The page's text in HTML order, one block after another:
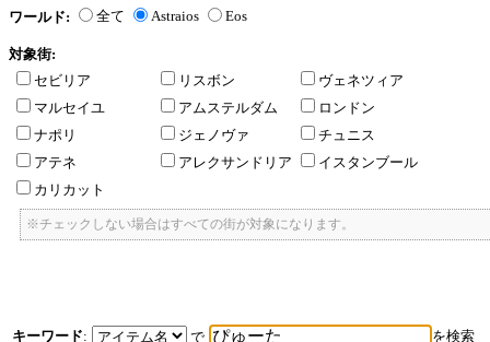
ワールド: 全て Astraios Eos
対象街:
セビリア
リスボン
ヴェネツィア
マルセイユ
アムステルダム
ロンドン
ナポリ
ジェノヴァ
チュニス
アテネ
アレクサンドリア
イスタンブール
カリカット
※チェックしない場合はすべての街が対象になります。
キーワード:
で
を検索